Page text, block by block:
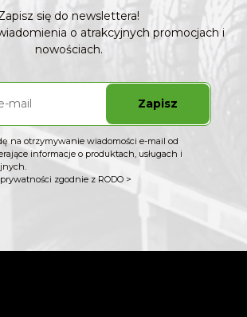
się do newslettera!
o atrakcyjnych promocjach i
nowościach.
Zapisz
na otrzymywanie wiadomości e-mail od
informacje o produktach, usługach i
zgodnie z RODO >